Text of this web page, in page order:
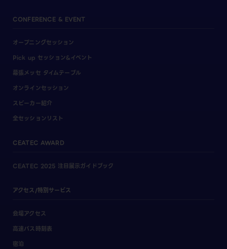
CONFERENCE & EVENT
オープニングセッション
Pick up セッション&イベント
幕張メッセ タイムテーブル
オンラインセッション
スピーカー紹介
全セッションリスト
CEATEC AWARD
CEATEC 2025 注目展示ガイドブック
アクセス/特別サービス
会場アクセス
高速バス時刻表
宿泊